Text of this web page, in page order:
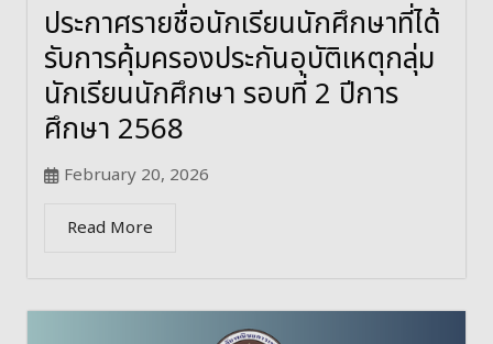
ประกาศรายชื่อนักเรียนนักศึกษาที่ได้
รับการคุ้มครองประกันอุบัติเหตุกลุ่ม
นักเรียนนักศึกษา รอบที่ 2 ปีการ
ศึกษา 2568
February 20, 2026
Read More